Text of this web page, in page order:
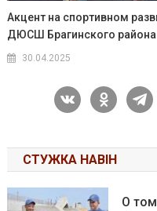
Акцент на спортивном
ДЮСШ Брагинского района
30.04.2025
vkontakte
СТУЖКА НАВІН
О